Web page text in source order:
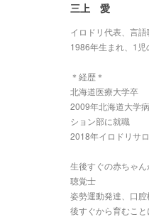
三上 愛
イロドリ代表、言
1986年生まれ、1児
＊経歴＊
北海道医療大学卒
2009年北海道大学
ション部に就職
2018年イロドリサロ
生後すぐの赤ちゃ
聴覚士
姿勢運動発達、口
後すぐから育むこ